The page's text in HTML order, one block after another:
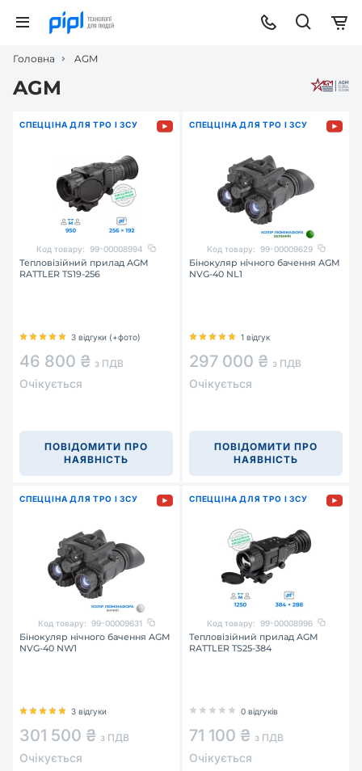
Головна AGM
AGM
СПЕЦЦІНА ДЛЯ ТРО І ЗСУ
Код товару: 99-00008994
Тепловізійний прилад AGM
RATTLER TS19-256
3 відгуки (+фото)
46 800 ₴ з ПДВ
Очікується
ПОВІДОМИТИ ПРО
НАЯВНІСТЬ
СПЕЦЦІНА ДЛЯ ТРО І ЗСУ
Код товару: 99-00009629
Бінокуляр нічного бачення AGM
NVG-40 NL1
1 відгук
297 000 ₴ з ПДВ
Очікується
ПОВІДОМИТИ ПРО
НАЯВНІСТЬ
СПЕЦЦІНА ДЛЯ ТРО І ЗСУ
Код товару: 99-00009631
Бінокуляр нічного бачення AGM
NVG-40 NW1
3 відгуки
301 500 ₴ з ПДВ
Очікується
СПЕЦЦІНА ДЛЯ ТРО І ЗСУ
Код товару: 99-00008996
Тепловізійний прилад AGM
RATTLER TS25-384
0 відгуків
71 100 ₴ з ПДВ
Очікується